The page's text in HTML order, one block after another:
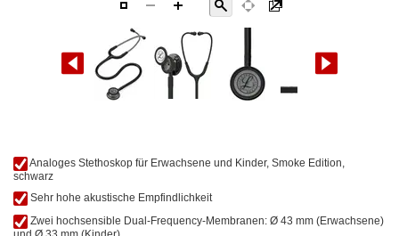
Zum
Anfang
der
Bildgalerie
springen
Analoges Stethoskop für Erwachsene und Kinder, Smoke Edition,
schwarz
Sehr hohe akustische Empfindlichkeit
Zwei hochsensible Dual-Frequency-Membranen: Ø 43 mm (Erwachsene)